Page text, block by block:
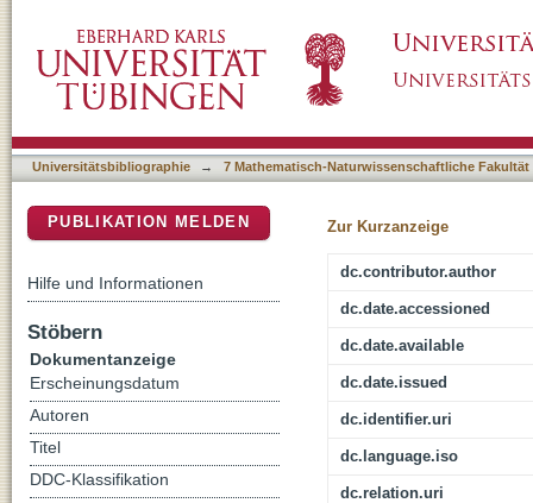
Universitätsbibliographie → 7 Mathematisch-Naturwissenschaftliche Fakultät
Zur Kurzanzeige
dc.contributor.author
dc.date.accessioned
dc.date.available
dc.date.issued
dc.identifier.uri
dc.language.iso
dc.relation.uri
PUBLIKATION MELDEN
Hilfe und Informationen
Stöbern
Dokumentanzeige
Erscheinungsdatum
Autoren
Titel
DDC-Klassifikation